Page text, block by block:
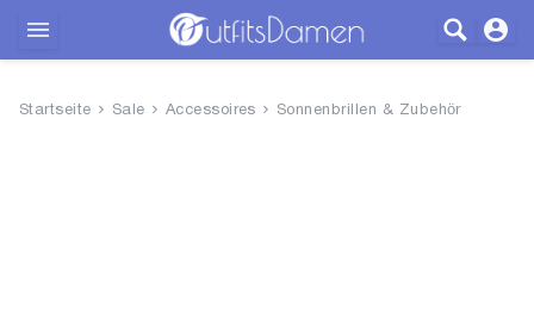
Startseite Sale Accessoires Sonnenbrillen & Zubehör